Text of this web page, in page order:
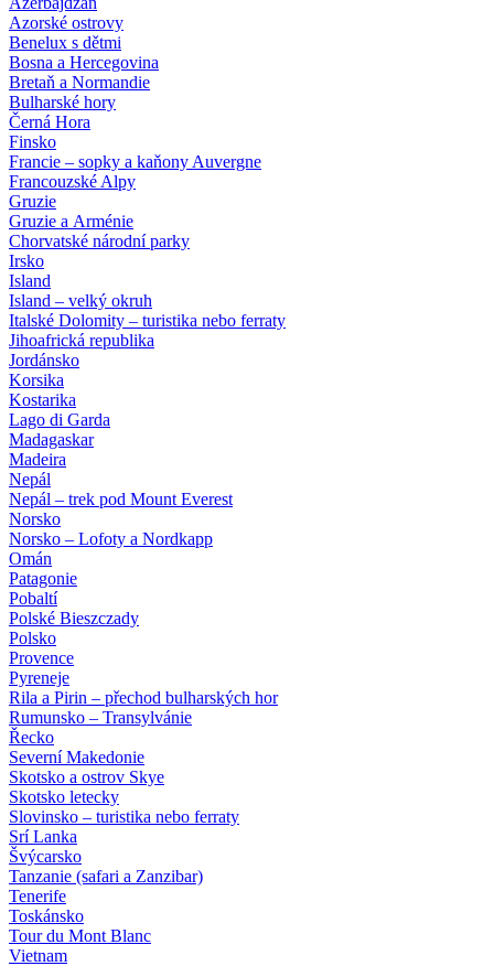
Azorské ostrovy
Benelux s dětmi
Bosna a Hercegovina
Bretaň a Normandie
Bulharské hory
Černá Hora
Finsko
Francie – sopky a kaňony Auvergne
Francouzské Alpy
Gruzie
Gruzie a Arménie
Chorvatské národní parky
Irsko
Island
Island – velký okruh
Italské Dolomity – turistika nebo ferraty
Jihoafrická republika
Jordánsko
Korsika
Kostarika
Lago di Garda
Madagaskar
Madeira
Nepál
Nepál – trek pod Mount Everest
Norsko
Norsko – Lofoty a Nordkapp
Omán
Patagonie
Pobaltí
Polské Bieszczady
Polsko
Provence
Pyreneje
Rila a Pirin – přechod bulharských hor
Rumunsko – Transylvánie
Řecko
Severní Makedonie
Skotsko a ostrov Skye
Skotsko letecky
Slovinsko – turistika nebo ferraty
Srí Lanka
Švýcarsko
Tanzanie (safari a Zanzibar)
Tenerife
Toskánsko
Tour du Mont Blanc
Vietnam